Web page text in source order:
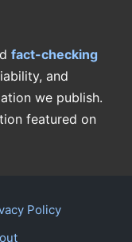
fact-checking
and
we publish.
featured on
Policy